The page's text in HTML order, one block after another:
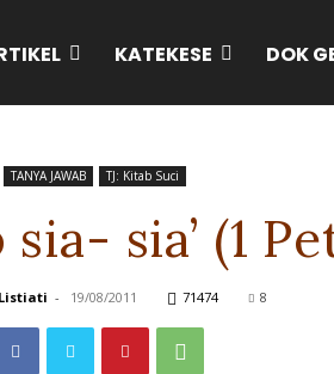
KATEKESE DOK
TANYA JAWAB TJ: Kitab Suci
sia’ (1
- 19/08/2011 71474 8